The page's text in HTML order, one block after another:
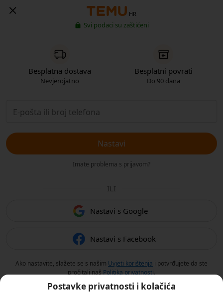
HR
Svi podaci su zaštićeni
Besplatna dostava
Nevjerojatno
Besplatni povrati
Do 90 dana
Nastavi
Imate problema s prijavom?
ILI
Nastavi s Google
Nastavi s Facebook
Ako nastavite, slažete se s našim Uvjeti korištenja i potvrđujete da ste
pročitali naš Politika privatnosti.
Postavke privatnosti i kolačića